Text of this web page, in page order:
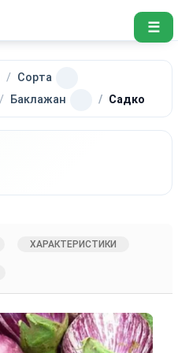
☰
Сорта
Баклажан Садко
ХАРАКТЕРИСТИКИ